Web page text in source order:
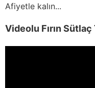
Afiyetle kalın...
Videolu Fırın